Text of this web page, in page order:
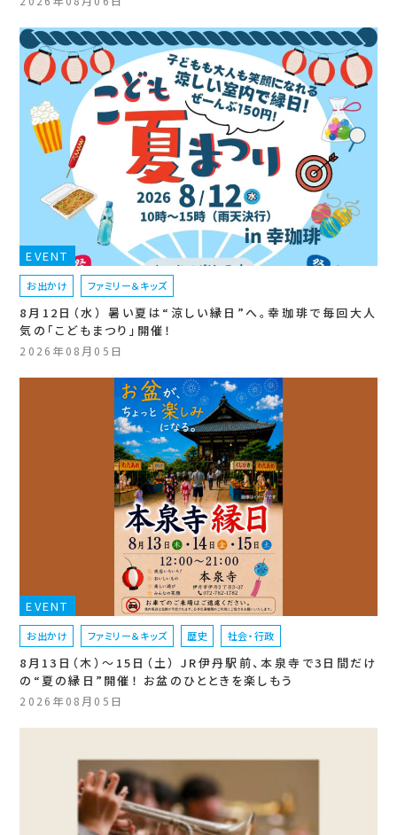
EVENT
お出かけ ファミリー＆キッズ
8月12日（水） 暑い夏は“涼しい縁日”へ。幸珈琲で毎回大人
気の「こどもまつり」開催！
2026年08月05日
EVENT
お出かけ ファミリー＆キッズ 歴史 社会・行政
8月13日（木）〜15日（土） JR伊丹駅前、本泉寺で3日間だけ
の“夏の縁日”開催！ お盆のひとときを楽しもう
2026年08月05日